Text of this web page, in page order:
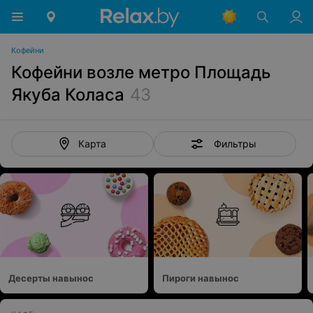
Кофейни
Кофейни возле метро Площадь
Якуба Коласа 43
Карта Фильтры
Десерты навынос Пироги навынос